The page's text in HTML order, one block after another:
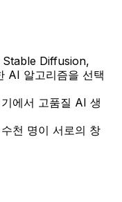
Diffusion,
AI 알고리즘을 선택
에서 고품질 AI 생
천 명이 서로의 창